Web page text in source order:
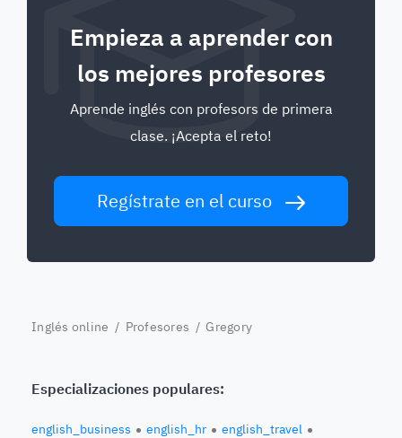
Empieza a aprender con
los mejores profesores
Aprende inglés con profesors de primera
clase. ¡Acepta el reto!
Regístrate en el curso
Inglés online / Profesores / Gregory
Especializaciones populares:
english_business english_hr
english_travel